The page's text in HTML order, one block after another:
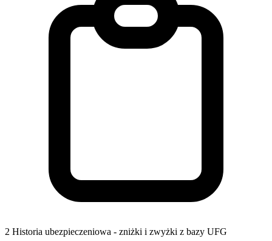
2 Historia ubezpieczeniowa - zniżki i zwyżki z bazy UFG